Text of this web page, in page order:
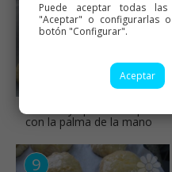
con la palma de la mano
Puede aceptar todas
"Aceptar" o configurarlas
botón "Configurar".
Aceptar